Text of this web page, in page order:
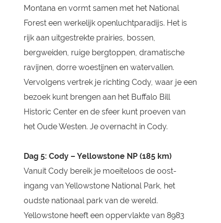
Montana en vormt samen met het National
Forest een werkelijk openluchtparadijs. Het is
rijk aan uitgestrekte prairies, bossen,
bergweiden, ruige bergtoppen, dramatische
ravijnen, dorre woestijnen en watervallen.
Vervolgens vertrek je richting Cody, waar je een
bezoek kunt brengen aan het Buffalo Bill
Historic Center en de sfeer kunt proeven van
het Oude Westen. Je overnacht in Cody.
Dag 5: Cody – Yellowstone NP (185 km)
Vanuit Cody bereik je moeiteloos de oost-
ingang van Yellowstone National Park, het
oudste nationaal park van de wereld.
Yellowstone heeft een oppervlakte van 8983